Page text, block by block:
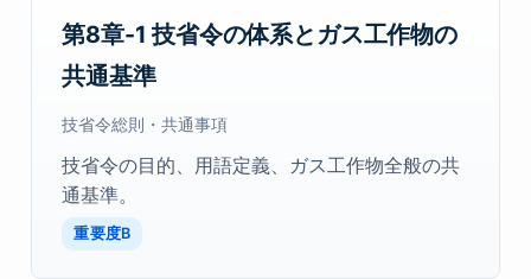
第8章-1 技省令の体系とガス工作物の
共通基準
技省令総則・共通事項
技省令の目的、用語定義、ガス工作物全般の共
通基準。
重要度B